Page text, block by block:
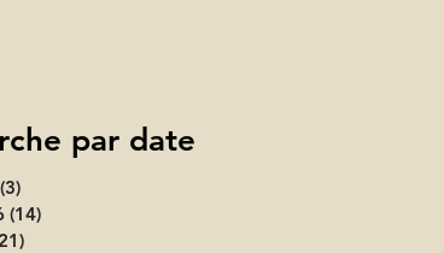
par date
(3)
(14)